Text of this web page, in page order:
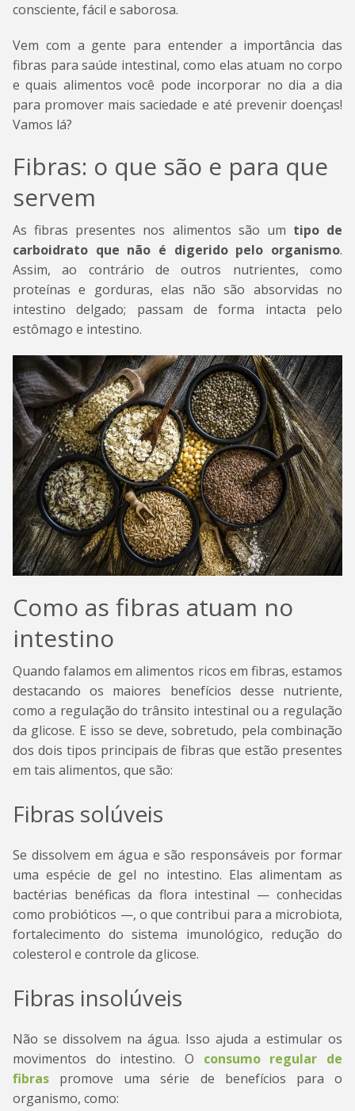
consciente, fácil e saborosa.
Vem com a gente para entender a importância das
fibras para saúde intestinal, como elas atuam no corpo
e quais alimentos você pode incorporar no dia a dia
para promover mais saciedade e até prevenir doenças!
Vamos lá?
Fibras: o que são e para que
servem
As fibras presentes nos alimentos são um tipo de
carboidrato que não é digerido pelo organismo.
Assim, ao contrário de outros nutrientes, como
proteínas e gorduras, elas não são absorvidas no
intestino delgado; passam de forma intacta pelo
estômago e intestino.
Como as fibras atuam no
intestino
Quando falamos em alimentos ricos em fibras, estamos
destacando os maiores benefícios desse nutriente,
como a regulação do trânsito intestinal ou a regulação
da glicose. E isso se deve, sobretudo, pela combinação
dos dois tipos principais de fibras que estão presentes
em tais alimentos, que são:
Fibras solúveis
Se dissolvem em água e são responsáveis por formar
uma espécie de gel no intestino. Elas alimentam as
bactérias benéficas da flora intestinal — conhecidas
como probióticos —, o que contribui para a microbiota,
fortalecimento do sistema imunológico, redução do
colesterol e controle da glicose.
Fibras insolúveis
Não se dissolvem na água. Isso ajuda a estimular os
movimentos do intestino. O consumo regular de
fibras promove uma série de benefícios para o
organismo, como: